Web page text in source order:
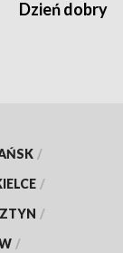
Dzień dobry
/
/
/
/